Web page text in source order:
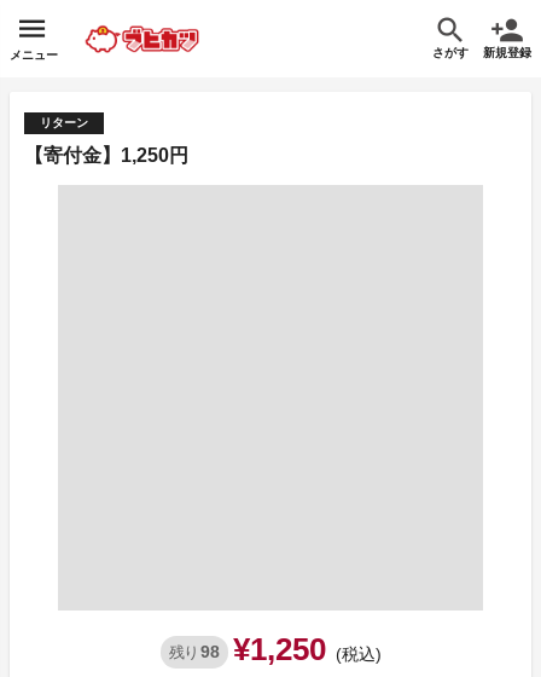
メニュー さがす 新規登録
リターン
【寄付金】1,250円
残り 98 ¥1,250 (税込)